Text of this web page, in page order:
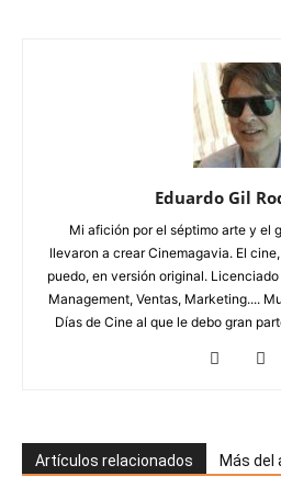
Eduardo Gil
Mi afición por el séptimo arte y el
llevaron a crear Cinemagavia. El
puedo, en versión original.
Management, Ventas, Marketing....
Días de Cine al que le debo gran
Artículos relacionados Más del